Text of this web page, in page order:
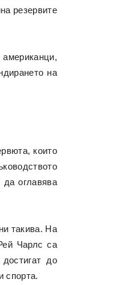
резервите
американци,
на
които
оглавява
такива. На
Чарлс са
до
спорта.